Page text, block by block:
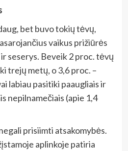
bet buvo tokių tėvų,
vaikus prižiūrės
seserys. Beveik 2 proc. tėvų
trejų metų, o 3,6 proc. –
labiau pasitiki paaugliais ir
nepilnamečiais (apie 1,4
prisiimti atsakomybės.
aplinkoje patiria